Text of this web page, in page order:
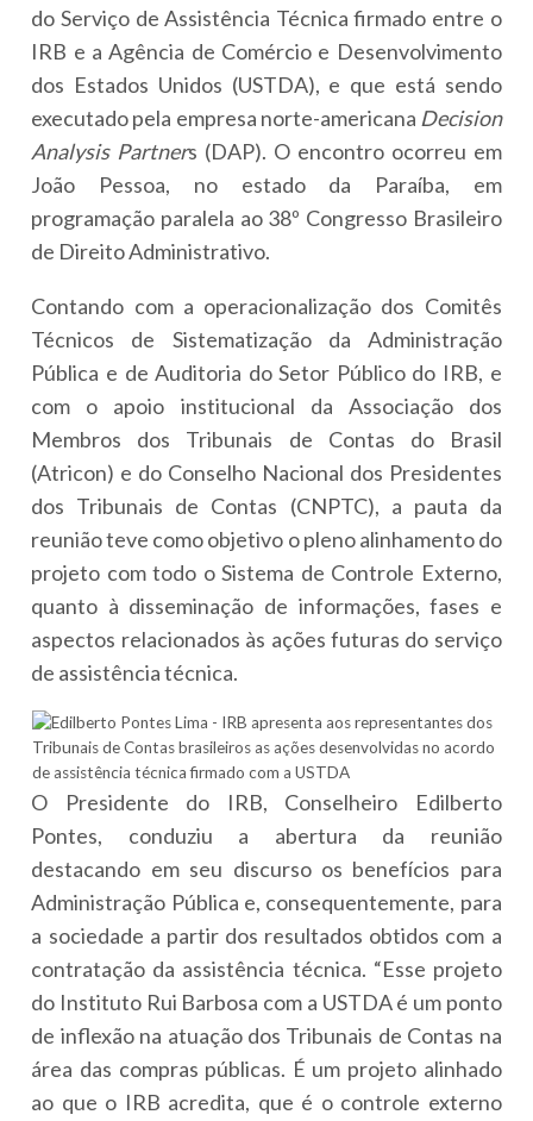
do Serviço de Assistência Técnica firmado entre o
IRB e a Agência de Comércio e Desenvolvimento
dos Estados Unidos (USTDA), e que está sendo
executado pela empresa norte-americana Decision
Analysis Partners (DAP). O encontro ocorreu em
João Pessoa, no estado da Paraíba, em
programação paralela ao 38º Congresso Brasileiro
de Direito Administrativo.
Contando com a operacionalização dos Comitês
Técnicos de Sistematização da Administração
Pública e de Auditoria do Setor Público do IRB, e
com o apoio institucional da Associação dos
Membros dos Tribunais de Contas do Brasil
(Atricon) e do Conselho Nacional dos Presidentes
dos Tribunais de Contas (CNPTC), a pauta da
reunião teve como objetivo o pleno alinhamento do
projeto com todo o Sistema de Controle Externo,
quanto à disseminação de informações, fases e
aspectos relacionados às ações futuras do serviço
de assistência técnica.
O Presidente do IRB, Conselheiro Edilberto
Pontes, conduziu a abertura da reunião
destacando em seu discurso os benefícios para
Administração Pública e, consequentemente, para
a sociedade a partir dos resultados obtidos com a
contratação da assistência técnica. “Esse projeto
do Instituto Rui Barbosa com a USTDA é um ponto
de inflexão na atuação dos Tribunais de Contas na
área das compras públicas. É um projeto alinhado
ao que o IRB acredita, que é o controle externo